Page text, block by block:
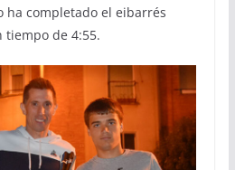
ha completado el eibarrés
tiempo de 4:55.